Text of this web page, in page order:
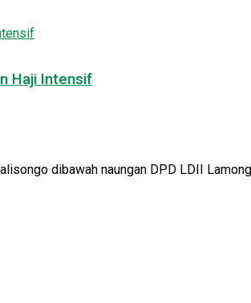
Haji Intensif
dibawah naungan DPD LDII